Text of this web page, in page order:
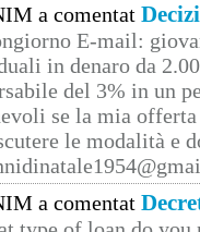
a comentat
E-mail:
in denaro da
del 3% in un
se la mia
le modalità e
a comentat